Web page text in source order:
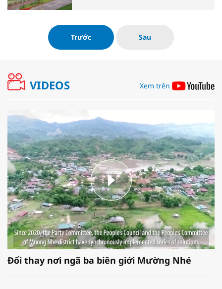
Trước Sau
VIDEOS Xem trên
Đổi thay nơi ngã ba biên giới Mường Nhé